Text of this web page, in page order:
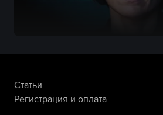
Статьи
Регистрация и оплата